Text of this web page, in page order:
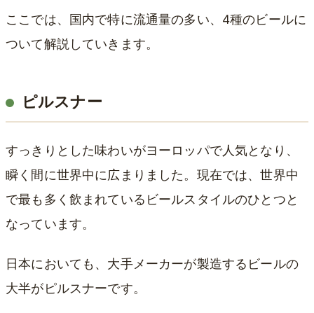
ここでは、国内で特に流通量の多い、4種のビールに
ついて解説していきます。
ピルスナー
すっきりとした味わいがヨーロッパで人気となり、
瞬く間に世界中に広まりました。現在では、世界中
で最も多く飲まれているビールスタイルのひとつと
なっています。
日本においても、大手メーカーが製造するビールの
大半がピルスナーです。